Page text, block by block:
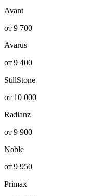
Avant
от 9 700
Avarus
от 9 400
StillStone
от 10 000
Radianz
от 9 900
Noble
от 9 950
Primax